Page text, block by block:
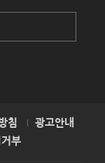
침
광고안내
부